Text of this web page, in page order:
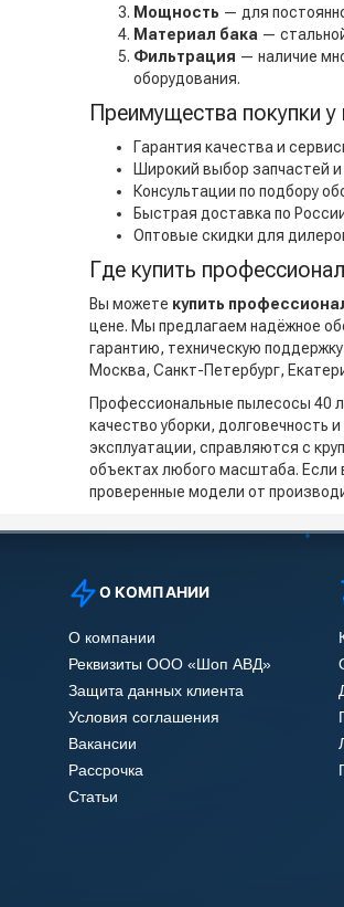
Мощность — для
Материал бака —
Фильтрация — наличие
оборудования.
Преимущества покупки у
Гарантия качества и
Широкий выбор запчастей и
Консультации по подбору
Быстрая доставка по
Оптовые скидки для
Где купить
Вы можете купить
цене. Мы предлагаем надёжное
гарантию, техническую
Москва, Санкт-Петербург,
Профессиональные пылесосы 40
качество уборки, долговечность
эксплуатации, справляются с
объектах любого масштаба. Если
проверенные модели от
О КОМПАНИИ
О компании
Реквизиты ООО «Шоп АВД»
Защита данных клиента
Условия соглашения
Вакансии
Рассрочка
Статьи